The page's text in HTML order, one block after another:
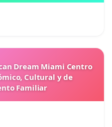
Dream Miami Centro
Cultural y de
Familiar